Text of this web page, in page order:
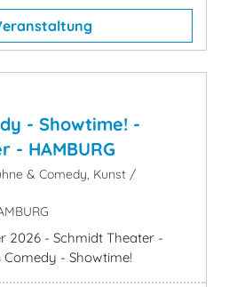
- Showtime! -
- HAMBURG
& Comedy, Kunst /
2026 - Schmidt Theater -
Comedy - Showtime!